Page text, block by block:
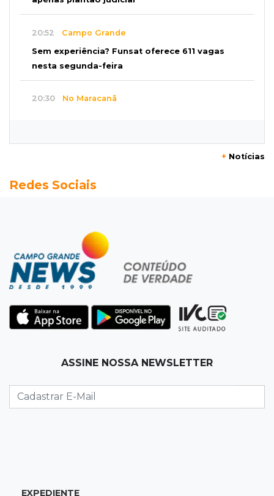
20:52 Campo Grande
Sem experiência? Funsat oferece 611 vagas
nesta segunda-feira
20:30 No Maracanã
Seleções em MS têm salários de até R$ 8,2 mil;
Jardim Itatiaia
Vigia é amarrado durante roubo de carro e
dois caminhões em pátio
Corinthians vence Bragantino por 2 a 0 e sobe
para 7º no Brasileirão
Na Vila Belmiro
lugar no Brasileirão
18:33Em 2022
+ Notícias
Redes Sociais
ASSINE NOSSA NEWSLETTER
EXPEDIENTE